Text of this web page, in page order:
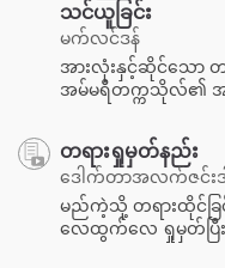
သင်ယူခြင်း
မက်လင်ဒန်
အားလုံးနှင့်ဆိုင်သော
အမ်မရီတက္ကသိုလ်၏ အ
တရားရှုမှတ်နည်း
ဒေါက်တာအလက်ဇင်းဒ
မည်ကဲ့သို့ တရားထိုင်ခြ
လေထွက်လေ ရှုမှတ်ပြီး